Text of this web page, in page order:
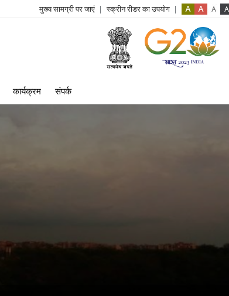
मुख्य सामग्री पर जाएं स्क्रीन रीडर का उपयोग
login
menu
कार्यक्रम संपर्क